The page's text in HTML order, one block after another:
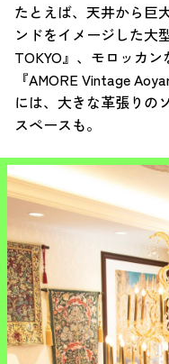
たとえば、天井から巨
ンドをイメージした大
TOKYO』、モロッカ
『AMORE Vintage
には、大きな革張りの
スペースも。